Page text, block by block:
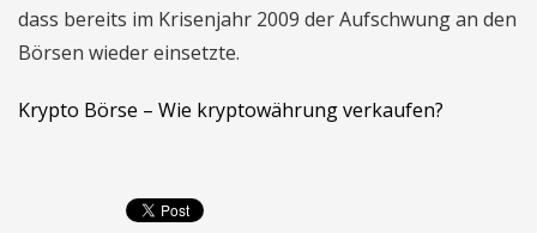
dass bereits im Krisenjahr 2009 der Aufschwung an den
Börsen wieder einsetzte.
Krypto Börse – Wie kryptowährung verkaufen?